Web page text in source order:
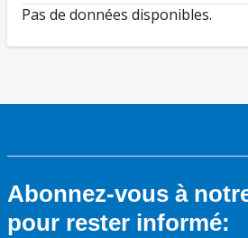
Pas de données disponibles.
Abonnez-vous à
pour rester informé: